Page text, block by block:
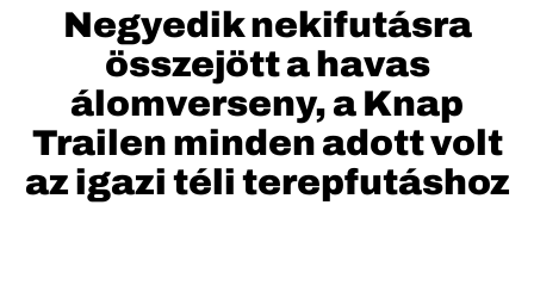
Negyedik nekifutásra
összejött a havas
álomverseny, a Knap
Trailen minden adott volt
az igazi téli terepfutáshoz